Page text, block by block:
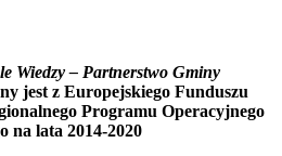
Wiedzy – Partnerstwo Gminy
jest z Europejskiego Funduszu
Programu Operacyjnego
na lata 2014-2020